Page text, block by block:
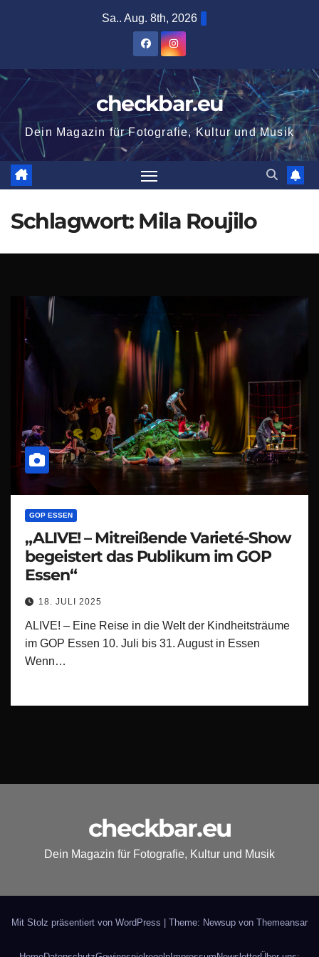
Sa.. Aug. 8th, 2026
checkbar.eu
Dein Magazin für Fotografie, Kultur und Musik
Schlagwort: Mila Roujilo
GOP ESSEN
„ALIVE! – Mitreißende Varieté-Show
begeistert das Publikum im GOP
Essen“
18. JULI 2025
ALIVE! – Eine Reise in die Welt der Kindheitsträume
im GOP Essen 10. Juli bis 31. August in Essen
Wenn…
checkbar.eu
Dein Magazin für Fotografie, Kultur und Musik
Mit Stolz präsentiert von WordPress Theme: Newsup von Themeansar